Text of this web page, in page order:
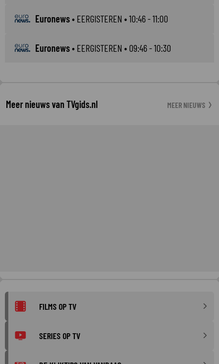
Euronews• EERGISTEREN • 10:46 - 11:00
Euronews• EERGISTEREN • 09:46 - 10:30
Meer nieuws van TVgids.nl MEER NIEUWS
FILMS OP TV
SERIES OP TV